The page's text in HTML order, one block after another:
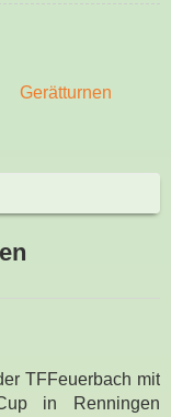
Gerätturnen
TFFeuerbach mit
in Renningen